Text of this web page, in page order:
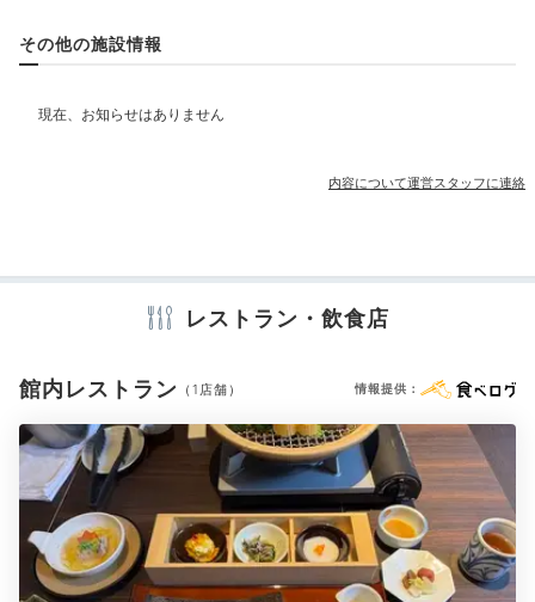
自然を感じる温泉で
たっぷり湯あみを♪
さらりとした泉質の「美合温泉」を思う存分堪能できる
河畔風呂「せせらぎ」。露天の岩風呂や水深100cmの
深湯のほか内湯もあり、ゆっくりと湯あみを味わえま
す。サウナも完備されていますよ♡
和室
和洋室 洋室 インターネット利用可能
洗浄機付トイレ 歯ブラシ シャンプー
リンス
ボディソープ
電気ポット 加湿器
※設備・アメニティは、確認が取れている情報を表示しています。
その他の施設情報
内容について運営スタッフに連絡
レストラン・飲食店
館内レストラン （1店舗） 情報提供：